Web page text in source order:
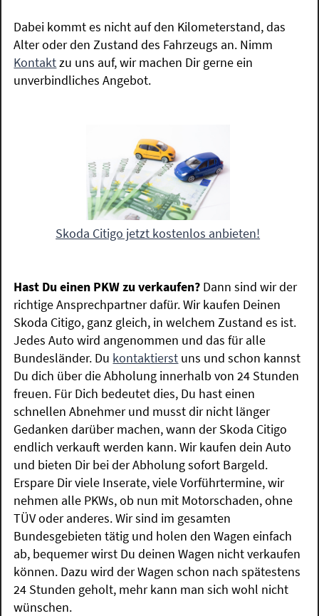
Dabei kommt es nicht auf den Kilometerstand, das
Alter oder den Zustand des Fahrzeugs an. Nimm
Kontaktzu uns auf, wir machen Dir gerne ein
unverbindliches Angebot.
Skoda Citigo jetzt kostenlos anbieten!
Hast Du einen PKW zu verkaufen? Dann sind wir der
richtige Ansprechpartner dafür. Wir kaufen Deinen
Skoda Citigo, ganz gleich, in welchem Zustand es ist.
Jedes Auto wird angenommen und das für alle
Bundesländer. Du kontaktierst uns und schon kannst
Du dich über die Abholung innerhalb von 24 Stunden
freuen. Für Dich bedeutet dies, Du hast einen
schnellen Abnehmer und musst dir nicht länger
Gedanken darüber machen, wann der Skoda Citigo
endlich verkauft werden kann. Wir kaufen dein Auto
und bieten Dir bei der Abholung sofort Bargeld.
Erspare Dir viele Inserate, viele Vorführtermine, wir
nehmen alle PKWs, ob nun mit Motorschaden, ohne
TÜV oder anderes. Wir sind im gesamten
Bundesgebieten tätig und holen den Wagen einfach
ab, bequemer wirst Du deinen Wagen nicht verkaufen
können. Dazu wird der Wagen schon nach spätestens
24 Stunden geholt, mehr kann man sich wohl nicht
wünschen.